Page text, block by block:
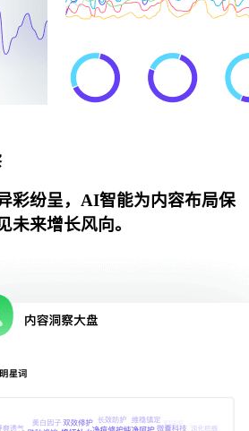
彩纷呈，AI智能为内容布局保
未来增长风向。